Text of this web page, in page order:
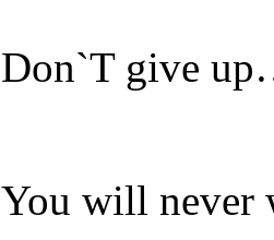
Don`T give
You will